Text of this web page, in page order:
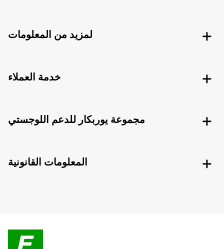
لمزيد من المعلومات
خدمة العملاء
مجموعة يوربكار للدعم اللوجستي
المعلومات القانونية